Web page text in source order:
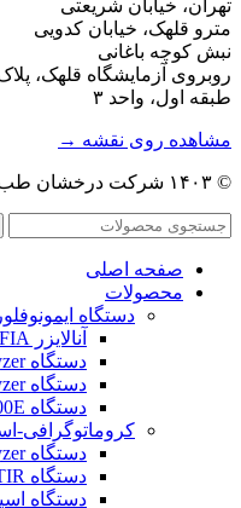
تهران، خیابان شریعتی
مترو قلهک، خیابان کدویی
نبش کوچه باغانی
روبروی آزمایشگاه قلهک، پلاک
طبقه اول، واحد ۳
مشاهده روی نقشه →
© ۱۴۰۳ شرکت درخشان طب سعادت. تمامی حقوق محفوظ است.
صفحه اصلی
محصولات
دستگاه
آنالایزر FLI-600 FIA
دستگاه FLI-100 FIA Analyzer
دستگاه Biotime YG-I Analayzer
دستگاه ICE-100E
کروماتوگرافی-
دستگاه CFU Analyzer
دستگاه FTIR
دستگاه